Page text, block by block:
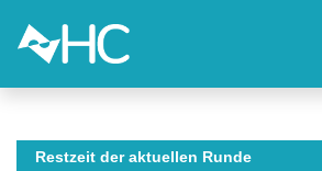
Restzeit der aktuellen Runde